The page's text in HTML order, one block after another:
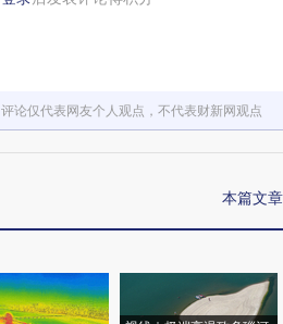
评论仅代表网友个人观点，不代表财新网观点
本篇文